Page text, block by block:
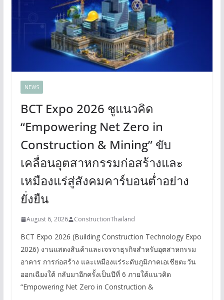
NEWS
BCT Expo 2026 ชูแนวคิด
“Empowering Net Zero in
Construction & Mining” ขับ
เคลื่อนอุตสาหกรรมก่อสร้างและ
เหมืองแร่สู่สังคมคาร์บอนต่ำอย่าง
ยั่งยืน
August 6, 2026 ConstructionThailand
BCT Expo 2026 (Building Construction Technology Expo
2026) งานแสดงสินค้าและเจรจาธุรกิจสำหรับอุตสาหกรรม
อาคาร การก่อสร้าง และเหมืองแร่ระดับภูมิภาคเอเชียตะวัน
ออกเฉียงใต้ กลับมาอีกครั้งเป็นปีที่ 6 ภายใต้แนวคิด
“Empowering Net Zero in Construction &